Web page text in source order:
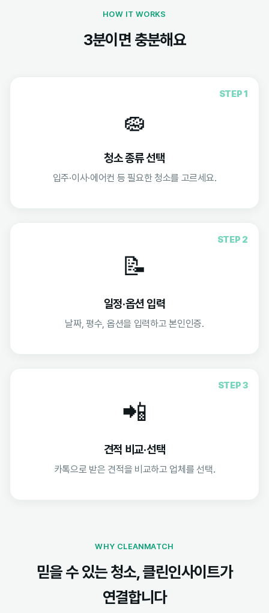
HOW IT WORKS
3분이면 충분해요
STEP 1
🧽
청소 종류 선택
입주·이사·에어컨 등 필요한 청소를 고르세요.
STEP 2
📝
일정·옵션 입력
날짜, 평수, 옵션을 입력하고 본인인증.
STEP 3
📲
견적 비교·선택
카톡으로 받은 견적을 비교하고 업체를 선택.
WHY CLEANMATCH
믿을 수 있는 청소, 클린인사이트가
연결합니다